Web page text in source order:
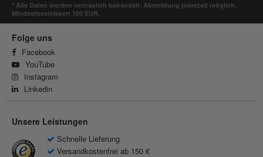
* Alle Daten werden vertraulich behandelt. Abmeldung jederzeit möglich.
Mindestbestellwert 100 EUR.
Folge uns
Facebook
YouTube
Instagram
Linkedin
Unsere Leistungen
Schnelle Lieferung
Versandkostenfrei ab 150 €